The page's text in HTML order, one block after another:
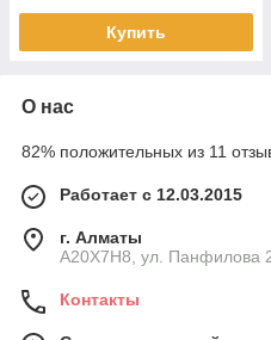
Купить
О нас
82% положительных из 11
Работает с 12.03.2015
г. Алматы
A20X7H8, ул. Панфилова
Контакты